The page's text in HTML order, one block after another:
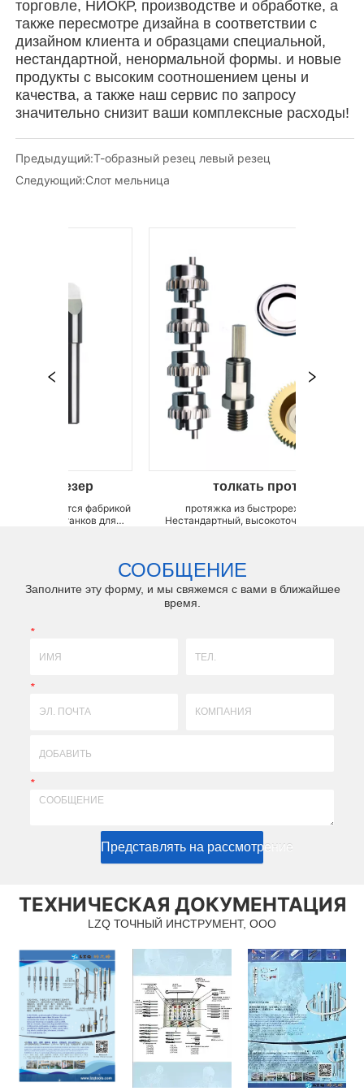
Предыдущий:Т-образный резец левый резец
Следующий:Слот мельница
фабрикой
станков для
толкать протяжку
протяжка из быстрорежущей стали
Нестандартный, высокоточный (карбидный)
сверхдлинные, широкие, толстые, высокоточные
СООБЩЕНИЕ
Заполните эту форму, и мы свяжемся с вами в ближайшее
время.
*
*
*
Представлять на рассмотрение
ТЕХНИЧЕСКАЯ ДОКУМЕНТАЦИЯ
LZQ ТОЧНЫЙ ИНСТРУМЕНТ, ООО